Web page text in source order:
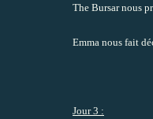
The Bursarnous
Emma nous fait
Jour 3 :